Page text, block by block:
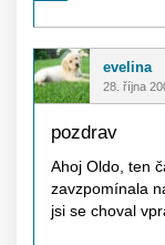
evelina
28. října
pozdrav
Ahoj Oldo, ten
zavzpomínala
jsi se choval